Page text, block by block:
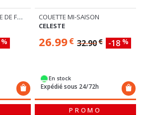
SURMATELAS MÉMOIRE DE FORME
%
COUETTE MI-SAISON
CELESTE
26.99€ 32.90€ -18 %
En stock
Expédié sous 24/72h
PROMO